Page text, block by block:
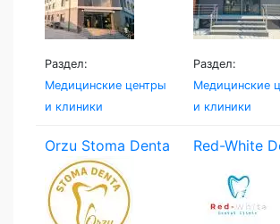
Раздел:
Медицинские центры
и клиники
Раздел:
Медицинские
и клиники
Orzu Stoma Denta
Red-White